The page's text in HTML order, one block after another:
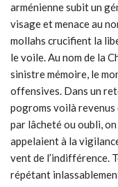
arménienne subit un
visage et menace au
mollahs crucifient la
le voile. Au nom de la
sinistre mémoire, le
offensives. Dans un
pogroms voilà revenus
par lâcheté ou oubli,
appelaient à la
vent de l’indifférence.
répétant